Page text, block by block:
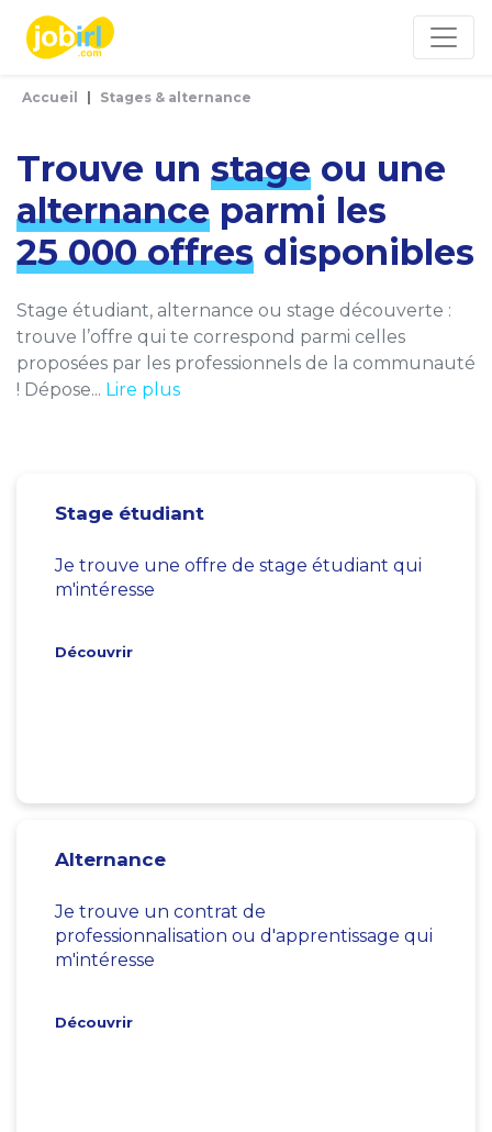
Accueil Stages & alternance
Trouve un stage ou une
alternance parmi les
25 000 offres disponibles
Stage étudiant, alternance ou stage découverte :
trouve l’offre qui te correspond parmi celles
proposées par les professionnels de la communauté
! Dépose... Lire plus
Stage étudiant
Je trouve une offre de stage étudiant qui
m'intéresse
Découvrir
Alternance
Je trouve un contrat de
professionnalisation ou d'apprentissage qui
m'intéresse
Découvrir
Panneau de gestion des cookies